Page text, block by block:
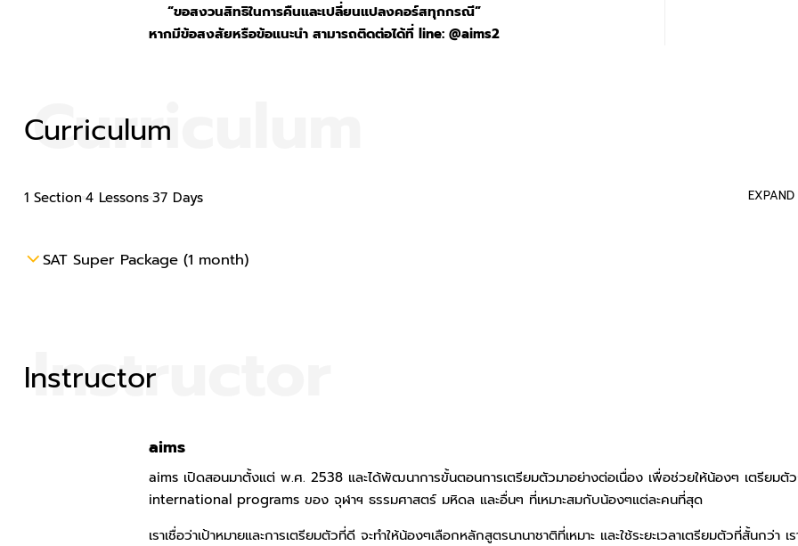
“ขอสงวนสิทธิในการคืนและเปลี่ยนแปลงคอร์สทุกกรณี”
หากมีข้อสงสัยหรือข้อแนะนำ สามารถติดต่อได้ที่ line: @aims2
Curriculum
Curriculum
1 Section4 Lessons37 Days
SAT Super Package (1 month)
Instructor
Instructor
aims
aims เปิดสอนมาตั้งแต่ พ.ศ. 2538 และได้พัฒนาการขั้นตอนการเตรียมตัวมาอย่างต่อเนื่อง เพื่อช่วยให้น้องๆ เตรียมตัว
international programs ของ จุฬาฯ ธรรมศาสตร์ มหิดล และอื่นๆ ที่เหมาะสมกับน้องๆแต่ละคนที่สุด
เราเชื่อว่าเป้าหมายและการเตรียมตัวที่ดี จะทำให้น้องๆเลือกหลักสูตรนานาชาติที่เหมาะ และใช้ระยะเวลาเตรียมตัวที่สั้นกว่า